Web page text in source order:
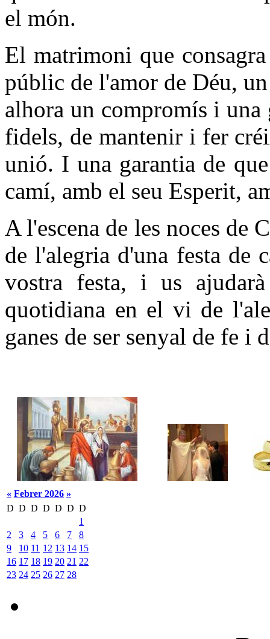
el món.
El matrimoni que
públic de l'amor de Déu,
alhora un compromís i
fidels, de mantenir i fer
unió. I una garantia de
camí, amb el seu Esperit,
A l'escena de les noces de
de l'alegria d'una festa de
vostra festa, i us
quotidiana en el vi de
ganes de ser senyal de fe i
« Febrer 2026 »
D D D D D D D
1
2
3 4 5 6 7
8
9
10 11 12 13 14 15
16 17 18 19 20 21 22
23 24 25 26 27 28